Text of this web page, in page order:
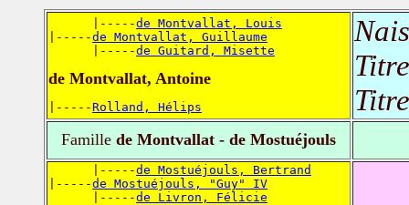
      |-----
de Montvallat, Louis
|-----de Montvallat, Guillaume
      |-----
de Guitard, Misette
de Montvallat, Antoine
|-----Rolland, Hélips
Famille de Montvallat - de Mostuéjouls
      |-----
de Mostuéjouls, Bertrand
|-----de Mostuéjouls, "Guy" IV
      |-----
de Livron, Félicie